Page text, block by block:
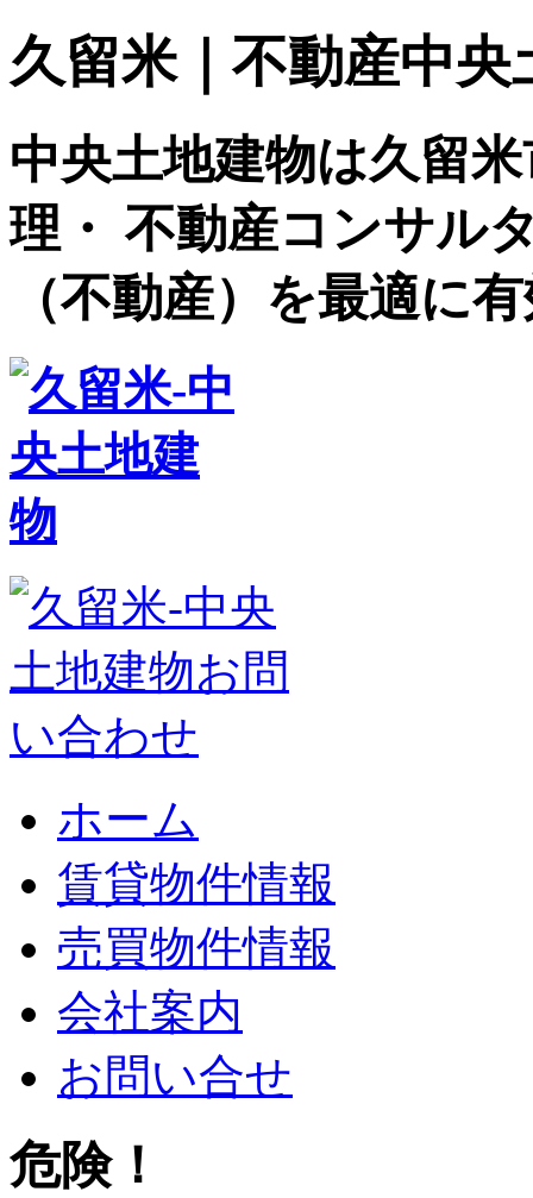
久留米｜不動産中
中央土地建物は久留
理・ 不動産コンサル
（不動産）を最適に
ホーム
賃貸物件情報
売買物件情報
会社案内
お問い合せ
危険！